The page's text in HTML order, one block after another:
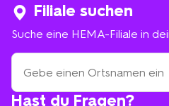
Vielfalt der
HEMA
Bei HEMA findest du alles,
begehrt. Unsere Auswahl an
Hast du Fragen?
Filiale suchen
Suche eine HEMA-Filiale in
Suche
eine
HEMA-
Filiale